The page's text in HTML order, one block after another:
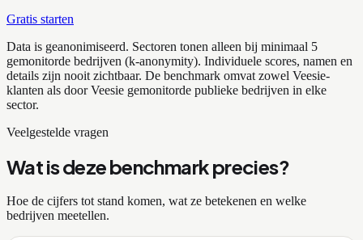
Gratis starten
Data is geanonimiseerd. Sectoren tonen alleen bij minimaal 5
gemonitorde bedrijven (k-anonymity). Individuele scores, namen en
details zijn nooit zichtbaar. De benchmark omvat zowel Veesie-
klanten als door Veesie gemonitorde publieke bedrijven in elke
sector.
Veelgestelde vragen
Wat is deze benchmark precies?
Hoe de cijfers tot stand komen, wat ze betekenen en welke
bedrijven meetellen.